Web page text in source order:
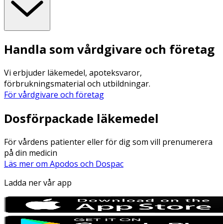
Handla som vårdgivare och företag
Vi erbjuder läkemedel, apoteksvaror,
förbrukningsmaterial och utbildningar.
För vårdgivare och företag
Dosförpackade läkemedel
För vårdens patienter eller för dig som vill prenumerera
på din medicin
Läs mer om Apodos och Dospac
Ladda ner vår app